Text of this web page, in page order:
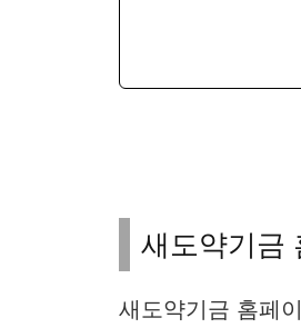
새도약기금
새도약기금 홈페